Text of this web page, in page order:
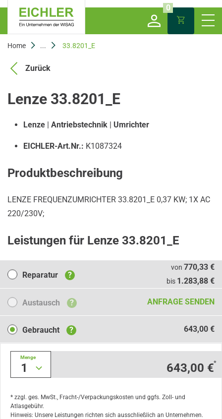
0
Home ... 33.8201_E
Zurück
Lenze 33.8201_E
Lenze | Antriebstechnik | Umrichter
EICHLER-Art.Nr.: K1087324
Produktbeschreibung
LENZE FREQUENZUMRICHTER 33.8201_E 0,37 KW; 1X AC
220/230V;
Leistungen für Lenze 33.8201_E
Reparatur
Reparatur ?
von 770,33 €
bis 1.283,88 €
Austausch
Austausch ? ANFRAGE SENDEN
Gebraucht
Gebraucht ? 643,00 €
1
Menge
643,00 €*
* zzgl. ges. MwSt., Fracht-/Verpackungskosten und ggfs. Zoll- und
Atlasgebühr.
Hinweis: Unsere Leistungen richten sich ausschließlich an Unternehmen.